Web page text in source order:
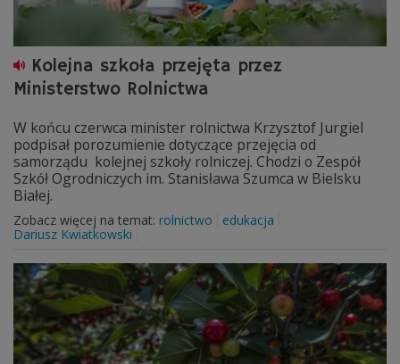
Kolejna szkoła przejęta przez
Ministerstwo Rolnictwa
W końcu czerwca minister rolnictwa Krzysztof Jurgiel
podpisał porozumienie dotyczące przejęcia od
samorządu kolejnej szkoły rolniczej. Chodzi o Zespół
Szkół Ogrodniczych im. Stanisława Szumca w Bielsku
Białej.
Zobacz więcej na temat: rolnictwo
edukacja
Dariusz Kwiatkowski